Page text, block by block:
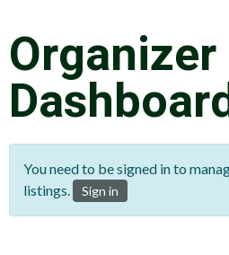
Organizer
You need to be signed in to
listings.
Sign in